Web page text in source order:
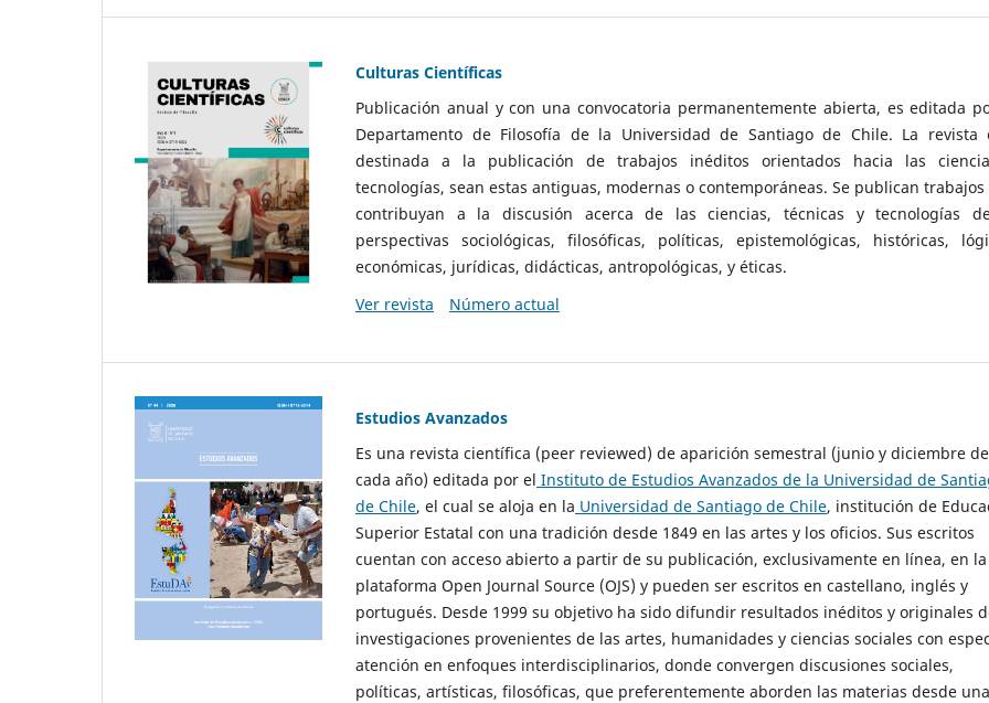
Culturas Científicas
Publicación anual y con una convocatoria permanentemente abierta, es editada
Departamento de Filosofía de la Universidad de Santiago de Chile. La revista
destinada a la publicación de trabajos inéditos orientados hacia las
tecnologías, sean estas antiguas, modernas o contemporáneas. Se publican
contribuyan a la discusión acerca de las ciencias, técnicas y tecnologías
perspectivas sociológicas, filosóficas, políticas, epistemológicas, históricas,
económicas, jurídicas, didácticas, antropológicas, y éticas.
Ver revista
Número actual
Estudios Avanzados
Es una revista científica (peer reviewed) de aparición semestral (junio y diciembre de
cada año) editada por el Instituto de Estudios Avanzados de la Universidad de
de Chile, el cual se aloja en la Universidad de Santiago de Chile, institución de
Superior Estatal con una tradición desde 1849 en las artes y los oficios. Sus escritos
cuentan con acceso abierto a partir de su publicación, exclusivamente en línea, en la
plataforma Open Journal Source (OJS) y pueden ser escritos en castellano, inglés y
portugués. Desde 1999 su objetivo ha sido difundir resultados inéditos y originales
investigaciones provenientes de las artes, humanidades y ciencias sociales con
atención en enfoques interdisciplinarios, donde convergen discusiones sociales,
políticas, artísticas, filosóficas, que preferentemente aborden las materias desde una